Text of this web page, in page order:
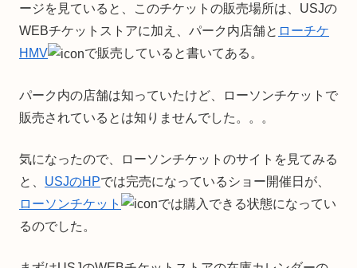
ージを見ていると、このチケットの販売場所は、USJの
WEBチケットストアに加え、パーク内店舗と ローチケ
HMV
で販売していると書いてある。
パーク内の店舗は知っていたけど、ローソンチケットで
販売されているとは知りませんでした。。。
気になったので、ローソンチケットのサイトを見てみる
と、 USJのHPでは完売になっているショー開催日が、
ローソンチケット
では購入できる状態になってい
るのでした。